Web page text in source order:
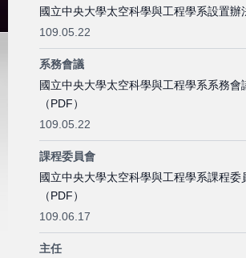
國立中央大學太空科學與工程學系設置辦
109.05.22
系務會議
國立中央大學太空科學與工程學系系務會
（PDF）
109.05.22
課程委員會
國立中央大學太空科學與工程學系課程委
（PDF）
109.06.17
主任